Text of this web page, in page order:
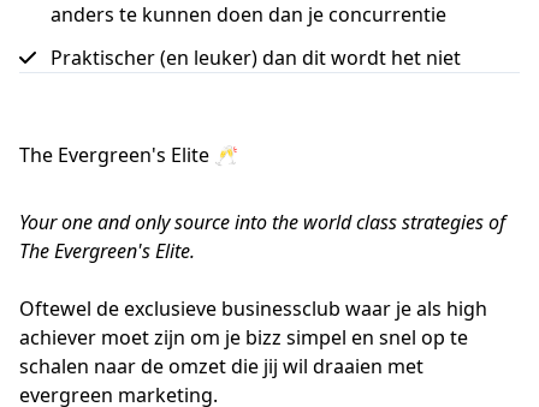
anders te kunnen doen dan je concurrentie
Praktischer (en leuker) dan dit wordt het niet
The Evergreen's Elite 🥂
Your one and only source into the world class strategies of
The Evergreen's Elite.
Oftewel de exclusieve businessclub waar je als high
achiever moet zijn om je bizz simpel en snel op te
schalen naar de omzet die jij wil draaien met
evergreen marketing.